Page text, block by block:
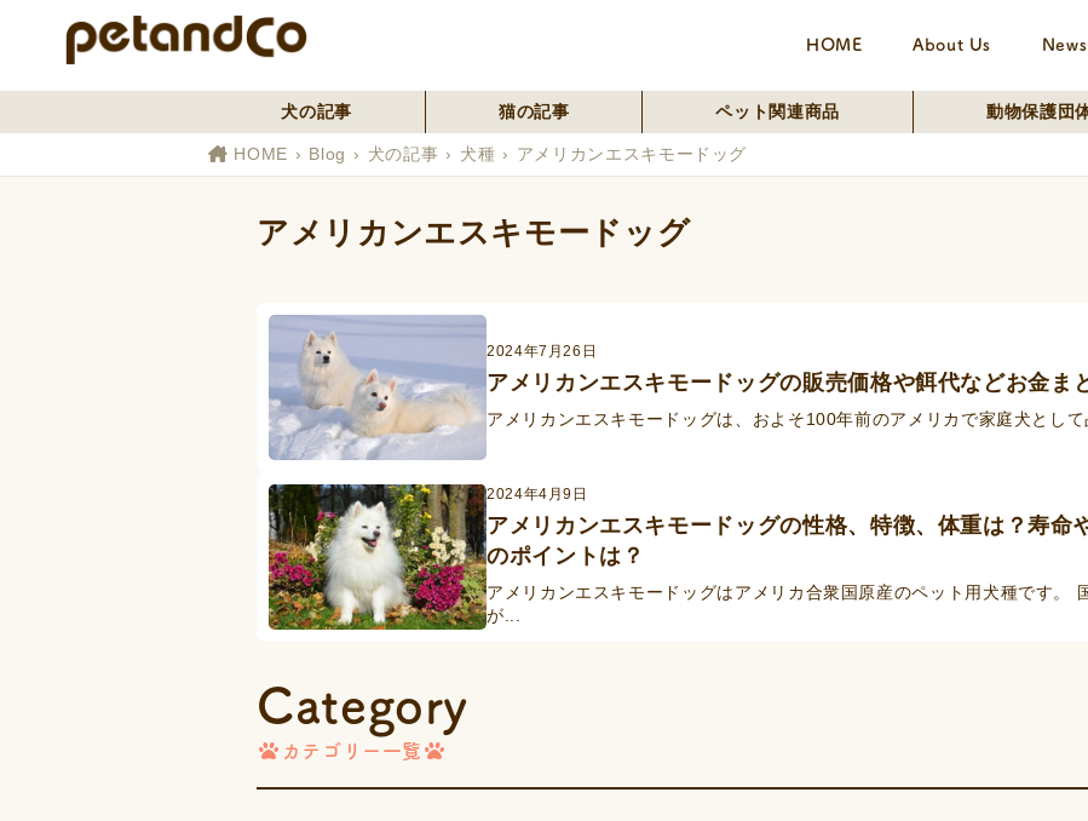
HOME About Us News
犬の記事 猫の記事 ペット関連商品 動物保護団
HOME Blog 犬の記事 犬種 アメリカンエスキモードッグ
アメリカンエスキモードッグ
2024年7月26日
アメリカンエスキモードッグの販売価格や餌代などお金ま
アメリカンエスキモードッグは、およそ100年前のアメリカで家庭犬とし
2024年4月9日
アメリカンエスキモードッグの性格、特徴、体重は？寿命
のポイントは？
アメリカンエスキモードッグはアメリカ合衆国原産のペット用犬種です。
が...
Category
カテゴリー一覧